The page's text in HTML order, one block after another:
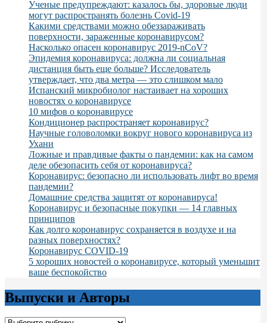
Ученые предупреждают: казалось бы, здоровые люди
могут распространять болезнь Covid-19
Какими средствами можно обеззараживать
поверхности, зараженные коронавирусом?
Насколько опасен коронавирус 2019-nCoV?
Эпидемия коронавируса: должна ли социальная
дистанция быть еще больше? Исследователь
утверждает, что два метра — это слишком мало
Испанский микробиолог настаивает на хороших
новостях о коронавирусе
10 мифов о коронавирусе
Кондиционер распространяет коронавирус?
Научные головоломки вокруг нового коронавируса из
Ухани
Ложные и правдивые факты о пандемии: как на самом
деле обезопасить себя от коронавируса?
Коронавирус: безопасно ли использовать лифт во время
пандемии?
Домашние средства защитят от коронавируса!
Коронавирус и безопасные покупки — 14 главных
принципов
Как долго коронавирус сохраняется в воздухе и на
разных поверхностях?
Коронавирус COVID-19
5 хороших новостей о коронавирусе, который уменьшит
ваше беспокойство
Выпуски и Авторы